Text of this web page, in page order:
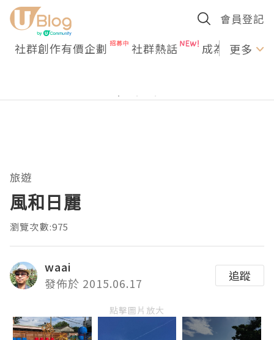
會員登記
社群創作有價企劃 社群熱話 成為U更多
旅遊
風和日麗
瀏覽次數:975
waai
發佈於 2015.06.17
追蹤
點擊圖片放大